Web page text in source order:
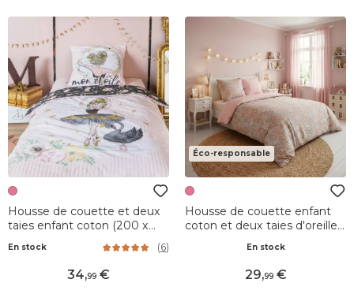
Housse de couette et deux
taies enfant coton (200 x
En stock (6)
34,99
Éco-responsable
Housse de couette enfant
coton et deux taies d'oreiller
En stock
29,99